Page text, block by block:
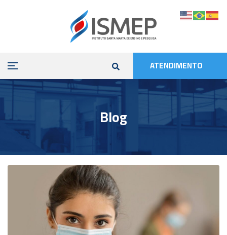
ATENDIMENTO
Blog